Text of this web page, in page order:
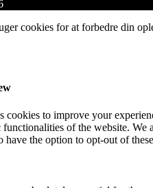
cookies for at forbedre din
cookies to improve your
of the website. We
have the option to opt-out of